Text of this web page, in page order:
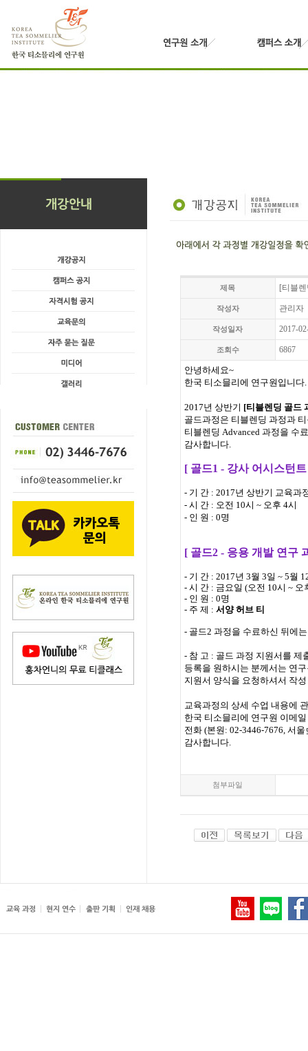
제목 [티블
작성자 관리자
작성일자 2017-
조회수 6867
안녕하세요~
한국 티소믈리에 연구원입니다.
2017년 상반기 [티블렌딩 골드
골드과정은 티블렌딩 과정과
티블렌딩 Advanced 과정을 수
감사합니다.
[ 골드1 - 강사 어시스턴
- 기 간 : 2017년 상반기 교육과
- 시 간 : 오전 10시 ~ 오후 4시
- 인 원 : 0명
[ 골드2 - 응용 개발 연구
- 기 간 : 2017년 3월 3일 ~ 5월
- 시 간 : 금요일 (오전 10시 ~ 오
- 인 원 : 0명
- 주 제 : 서양 허브 티
- 골드2 과정을 수료하신 뒤에
- 참 고 : 골드 과정 지원서를 제
등록을 원하시는 분께서는 연
지원서 양식을 요청하셔서 작
교육과정의 상세 수업 내용에
한국 티소믈리에 연구원 이메일
전화 (본원: 02-3446-7676, 서
감사합니다.
첨부파일